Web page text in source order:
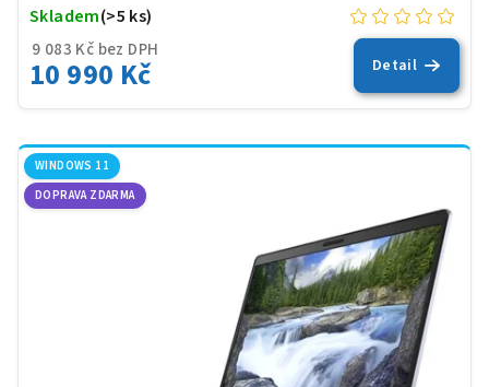
9 083 Kč bez DPH
10 990 Kč
Skladem(>5 ks)
Detail
WINDOWS 11
DOPRAVA ZDARMA